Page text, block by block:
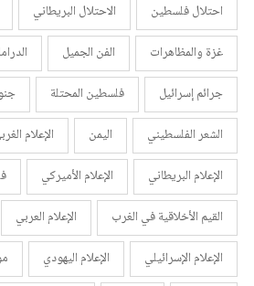
احتلال فلسطين
الاحتلال البريطاني
غزة والمظاهرات
الفن الجميل
جرائم إسرائيل
فلسطين المحتلة
الشعر الفلسطيني
اليمن الإعلام
الإعلام البريطاني
الإعلام الأميركي
القيم الأخلاقية في الغرب
الإعلام العربي
الإعلام الإسرائيلي
الإعلام اليهودي